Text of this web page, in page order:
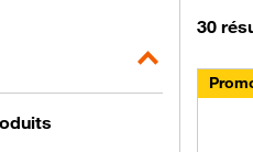
30